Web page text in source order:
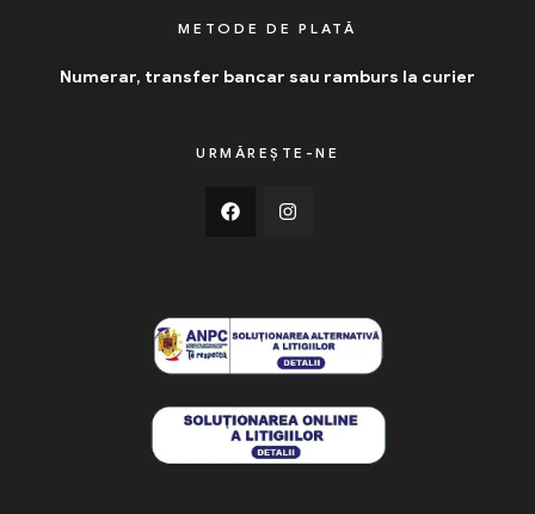
METODE DE PLATĂ
Numerar, transfer bancar sau ramburs la curier
URMĂREȘTE-NE